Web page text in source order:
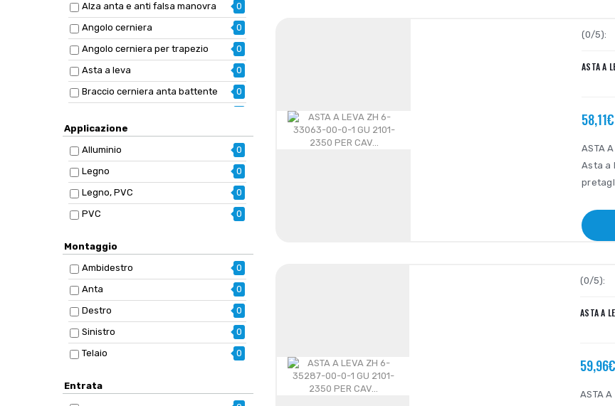
Alza anta e anti falsa manovra
0
Angolo cerniera
0
Angolo cerniera per trapezio
0
Asta a leva
0
Braccio cerniera anta battente
0
Braccio sostegno
0
Braccio sostegno per arco
0
Braccio sostegno per trapezio
0
Catenaccio inferiore
0
Catenaccio inferiore euronut
0
Catenaccio superiore
Cerniera anta a battente
0
Cerniera anta battente
0
Cerniera centrale
0
Cerniera per bilico
0
Chiave di regolazione a brugola
0
Copertura angolo cerniera
Applicazione
Alluminio
0
Legno
0
Legno, PVC
0
PVC
0
Montaggio
Ambidestro
0
Anta
0
Destro
0
Sinistro
0
Telaio
0
Entrata
(0/5):
ASTA A
58,11€
ASTA
Asta a
(0/5):
ASTA A
59,96€
ASTA